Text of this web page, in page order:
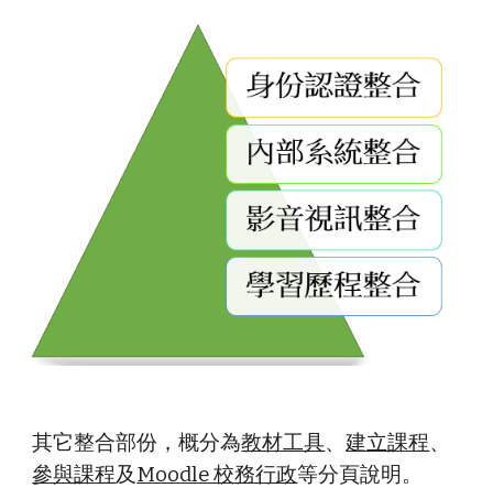
其它整合部份，概分為教材工具、建立課程、
參與課程及Moodle 校務行政等分頁說明。